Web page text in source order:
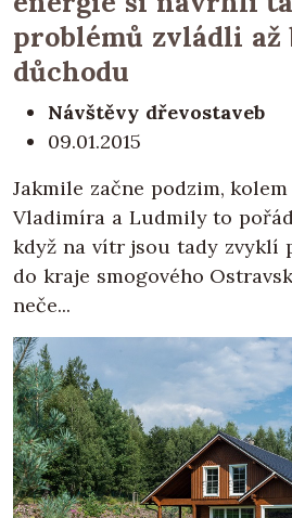
problémů zvládli až
důchodu
Návštěvy dřevostaveb
09.01.2015
Jakmile začne podzim,
Vladimíra a Ludmily to
když na vítr jsou tady zvyklí
do kraje smogového
neče...